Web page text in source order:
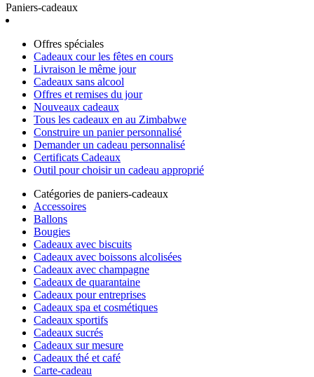
Paniers-cadeaux
Offres spéciales
Cadeaux cour les fêtes en cours
Livraison le même jour
Cadeaux sans alcool
Offres et remises du jour
Nouveaux cadeaux
Tous les cadeaux en au Zimbabwe
Construire un panier personnalisé
Demander un cadeau personnalisé
Certificats Cadeaux
Outil pour choisir un cadeau approprié
Catégories de paniers-cadeaux
Accessoires
Ballons
Bougies
Cadeaux avec biscuits
Cadeaux avec boissons alcolisées
Cadeaux avec champagne
Cadeaux de quarantaine
Cadeaux pour entreprises
Cadeaux spa et cosmétiques
Cadeaux sportifs
Cadeaux sucrés
Cadeaux sur mesure
Cadeaux thé et café
Carte-cadeau